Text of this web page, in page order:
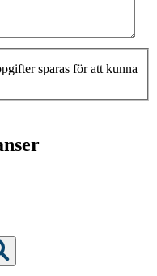
sparas för att kunna